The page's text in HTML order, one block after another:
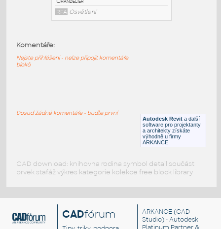
DWG Osvětlení
Chandelier
Autodesk Revit a další
software pro projektanty
a architekty získáte
výhodně u firmy
ARKANCE
Komentáře:
Nejste přihlášeni - nelze připojit komentáře
bloků
Dosud žádné komentáře - buďte první
CAD download: knihovna rodina symbol detail součást
prvek stafáž výkres kategorie kolekce free block library
CADfórum ARKANCE (CAD
Studio) - Autodesk